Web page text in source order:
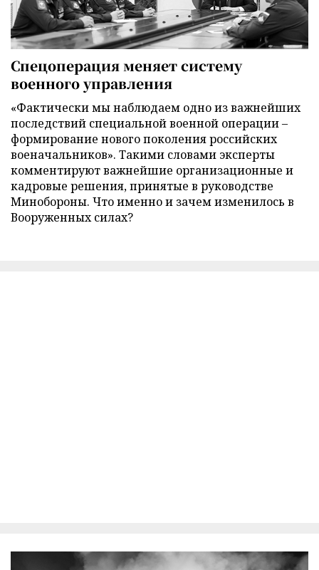
Спецоперация меняет систему
военного управления
«Фактически мы наблюдаем одно из важнейших
последствий специальной военной операции –
формирование нового поколения российских
военачальников». Такими словами эксперты
комментируют важнейшие организационные и
кадровые решения, принятые в руководстве
Минобороны. Что именно и зачем изменилось в
Вооруженных силах?